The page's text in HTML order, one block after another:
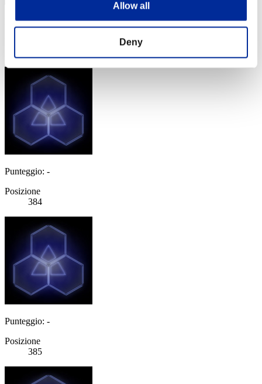
Allow all
Deny
Punteggio: -
Punteggio: -
Posizione
384
Punteggio: -
Posizione
385